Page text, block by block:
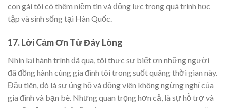
con gái tôi có thêm niềm tin và động lực trong quá trình học
tập và sinh sống tại Hàn Quốc.
17. Lời Cảm Ơn Từ Đáy Lòng
Nhìn lại hành trình đã qua, tôi thực sự biết ơn những người
đã đồng hành cùng gia đình tôi trong suốt quãng thời gian này.
Đầu tiên, đó là sự ủng hộ và động viên không ngừng nghỉ của
gia đình và bạn bè. Nhưng quan trọng hơn cả, là sự hỗ trợ và